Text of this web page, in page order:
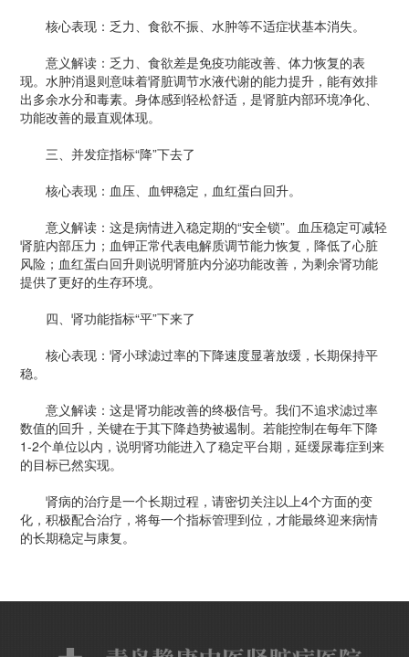
核心表现：乏力、食欲不振、水肿等不适症状基本消失。
意义解读：乏力、食欲差是免疫功能改善、体力恢复的表
现。水肿消退则意味着肾脏调节水液代谢的能力提升，能有效排
出多余水分和毒素。身体感到轻松舒适，是肾脏内部环境净化、
功能改善的最直观体现。
三、并发症指标“降”下去了
核心表现：血压、血钾稳定，血红蛋白回升。
意义解读：这是病情进入稳定期的“安全锁”。血压稳定可减轻
肾脏内部压力；血钾正常代表电解质调节能力恢复，降低了心脏
风险；血红蛋白回升则说明肾脏内分泌功能改善，为剩余肾功能
提供了更好的生存环境。
四、肾功能指标“平”下来了
核心表现：肾小球滤过率的下降速度显著放缓，长期保持平
稳。
意义解读：这是肾功能改善的终极信号。我们不追求滤过率
数值的回升，关键在于其下降趋势被遏制。若能控制在每年下降
1-2个单位以内，说明肾功能进入了稳定平台期，延缓尿毒症到来
的目标已然实现。
肾病的治疗是一个长期过程，请密切关注以上4个方面的变
化，积极配合治疗，将每一个指标管理到位，才能最终迎来病情
的长期稳定与康复。